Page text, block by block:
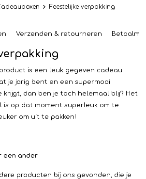
Feestelijke verpakking
Verzenden & retourneren
is een leuk gegeven cadeau.
je jarig bent en een supermooi
krijgt, dan ben je toch helemaal blij? Het
is op dat moment superleuk om te
om uit te pakken!
een ander
producten bij ons gevonden, die je